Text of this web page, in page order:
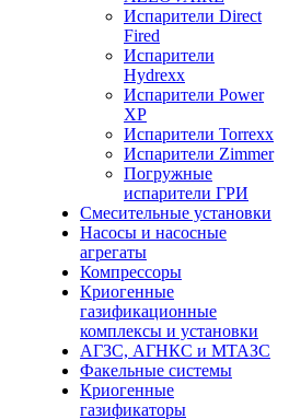
Испарители Direct
Fired
Испарители
Hydrexx
Испарители Power
XP
Испарители Torrexx
Испарители Zimmer
Погружные
испарители ГРИ
Смесительные установки
Насосы и насосные
агрегаты
Компрессоры
Криогенные
газификационные
комплексы и установки
АГЗС, АГНКС и МТАЗС
Факельные системы
Криогенные
газификаторы